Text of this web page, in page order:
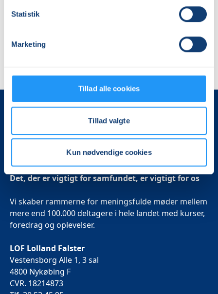
Statistik
Marketing
Tillad alle cookies
Tillad valgte
Kun nødvendige cookies
eller
Instagram
Det, der er vigtigt for samfundet, er vigtigt for os
Vi skaber rammerne for meningsfulde møder mellem
mere end 100.000 deltagere i hele landet med kurser,
foredrag og oplevelser.
LOF Lolland Falster
Vestensborg Alle 1, 3 sal
4800 Nykøbing F
CVR. 18214873